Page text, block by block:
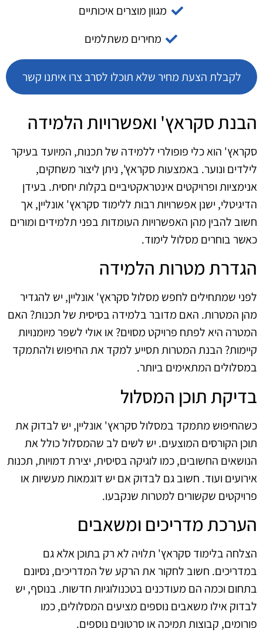
מגוון מוצרים איכותיים
מחירים משתלמים
לקבלת הצעת מחיר שלא תוכלו לסרב צרו איתנו קשר
הבנת סקראץ' ואפשרויות הלמידה
סקראץ' הוא כלי פופולרי ללמידה של תכנות, המיועד בעיקר
לילדים ונוער. באמצעות סקראץ', ניתן ליצור משחקים,
אנימציות ופרויקטים אינטראקטיביים בקלות יחסית. בעידן
הדיגיטלי, ישנן אפשרויות רבות ללימוד סקראץ' אונליין, אך
חשוב להבין מהן האפשרויות העומדות בפני תלמידים ומורים
כאשר בוחרים מסלול לימוד.
הגדרת מטרות הלמידה
לפני שמתחילים לחפש מסלול סקראץ' אונליין, יש להגדיר
מהן המטרות. האם מדובר בלמידה בסיסית של תכנות? האם
המטרה היא לפתח פרויקט מסוים? או אולי לשפר מיומנויות
קיימות? הבנת המטרות תסייע למקד את החיפוש ולהתמקד
במסלולים המתאימים ביותר.
בדיקת תוכן המסלול
כשהחיפוש מתמקד במסלול סקראץ' אונליין, יש לבדוק את
תוכן הקורסים המוצעים. יש לשים לב שהמסלול כולל את
הנושאים החשובים, כמו לוגיקה בסיסית, יצירת דמויות, תכנות
אירועים ועוד. חשוב גם לבדוק אם יש דוגמאות מעשיות או
פרויקטים שקשורים למטרות שנקבעו.
הערכת מדריכים ומשאבים
הצלחה בלימוד סקראץ' תלויה לא רק בתוכן אלא גם
במדריכים. חשוב לחקור את הרקע של המדריכים, נסיונם
בתחום וכמה הם מעודכנים בטכנולוגיות חדשות. בנוסף, יש
לבדוק אילו משאבים נוספים מציעים המסלולים, כמו
פורומים, קבוצות תמיכה או סרטונים נוספים.